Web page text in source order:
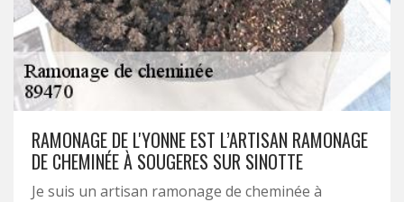
RAMONAGE DE L'YONNE EST L’ARTISAN RAMONAGE
DE CHEMINÉE À SOUGERES SUR SINOTTE
Je suis un artisan ramonage de cheminée à